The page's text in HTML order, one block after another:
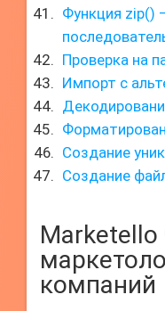
Функция zip()
Проверка на
Импорт с
Создание
Создание
компаний